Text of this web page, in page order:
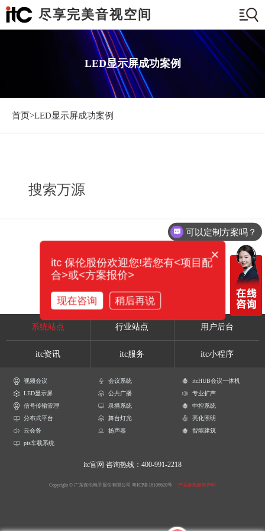
尽享完美音视空间
LED显示屏成功案例
首页>LED显示屏成功案例
搜索万源
系统站点 行业站点 用户后台
itc资讯 itc服务 itc小程序
视频会议 会议系统
itcHUB会议一体机
LED显示屏
公共广播
专业扩声
信号传输管理
录播系统
中控系统
分布式平台
舞台灯光
亮化照明
云会务
扬声器
智能建筑
pis车载系统
itc官网 咨询热线：400-991-2218
Copyright © 广东保伦电子股份有限公司 粤ICP备16106620号 产品参数解释声明
可以定制方案吗？
×
itc 保伦股份欢迎您!若您有<项目配
合>或<方案报价>
现在咨询 稍后再说